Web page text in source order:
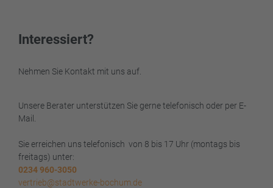
Interessiert?
Nehmen Sie Kontakt mit uns auf.
Unsere Berater unterstützen Sie gerne telefonisch oder per E-
Mail.
Sie erreichen uns telefonisch von 8 bis 17 Uhr (montags bis
freitags) unter:
0234 960-3050
vertrieb@stadtwerke-bochum.de